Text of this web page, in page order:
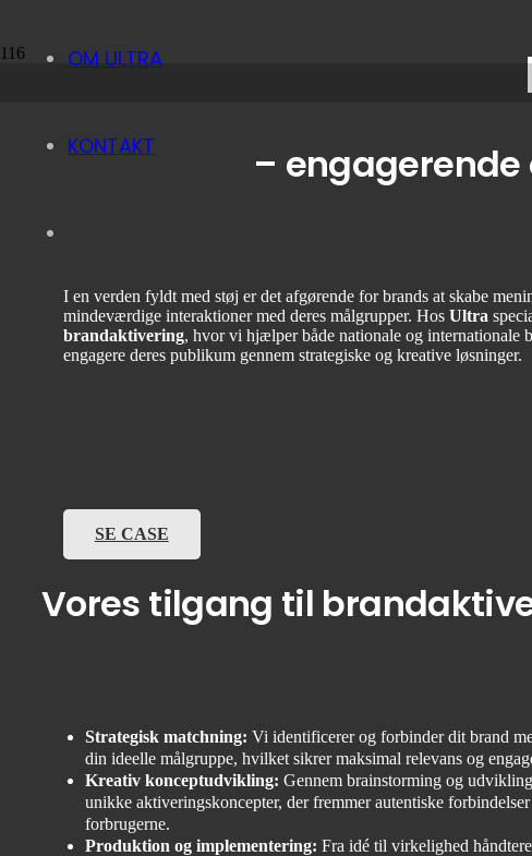
OM ULTRA
KONTAKT –
I en verden fyldt med støj er det afgørende for brands at skabe
mindeværdige interaktioner med deres målgrupper. Hos Ultra
brandaktivering, hvor vi hjælper både nationale og internationale
engagere deres publikum gennem strategiske og kreative løsninger.
SE CASE
Vores tilgang til
Strategisk matchning: Vi identificerer og forbinder dit brand
din ideelle målgruppe, hvilket sikrer maksimal relevans og
Kreativ konceptudvikling: Gennem brainstorming og
unikke aktiveringskoncepter, der fremmer autentiske
forbrugerne.
Produktion og implementering: Fra idé til virkelighed